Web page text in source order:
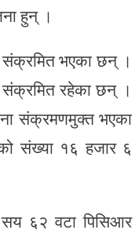
हुन् ।
संक्रमित भएका छन् ।
रहेका छन् ।
संक्रमणमुक्त भएका
संख्या १६ हजार ६
६२ वटा पिसिआर